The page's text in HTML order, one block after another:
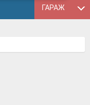
ГАРАЖ